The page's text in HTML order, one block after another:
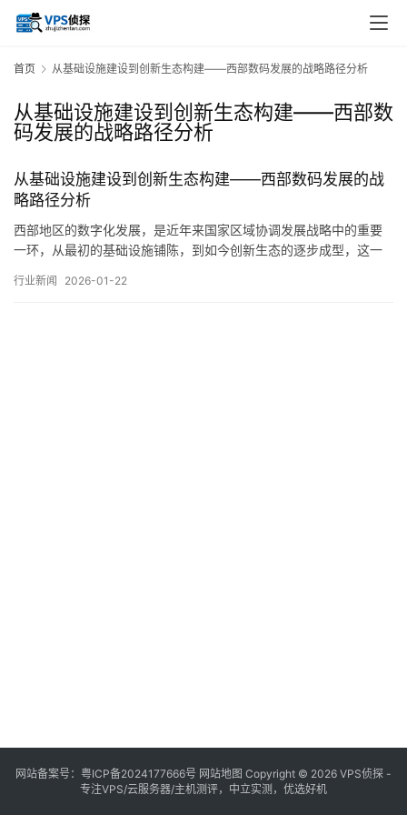
首页 从基础设施建设到创新生态构建——西部数码发展的战略路径分析
从基础设施建设到创新生态构建——西部数
码发展的战略路径分析
从基础设施建设到创新生态构建——西部数码发展的战
略路径分析
西部地区的数字化发展，是近年来国家区域协调发展战略中的重要
一环，从最初的基础设施铺陈，到如今创新生态的逐步成型，这一
条件下，一条差异化、渐进式战略路径的探索与实践，其演进脉
行业新闻 2026-01-22
网站备案号： 粤ICP备2024177666号 网站地图 Copyright © 2026 VPS侦探 -
专注VPS/云服务器/主机测评，中立实测，优选好机